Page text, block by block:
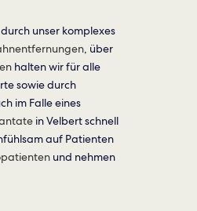
unser komplexes
, über
halten wir für alle
sowie durch
im Falle eines
in Velbert schnell
auf Patienten
und nehmen